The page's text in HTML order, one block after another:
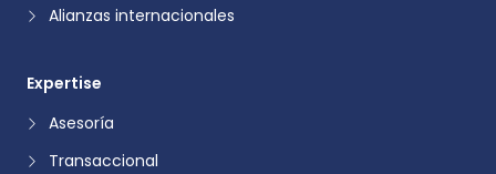
Alianzas internacionales
Expertise
Asesoría
Transaccional